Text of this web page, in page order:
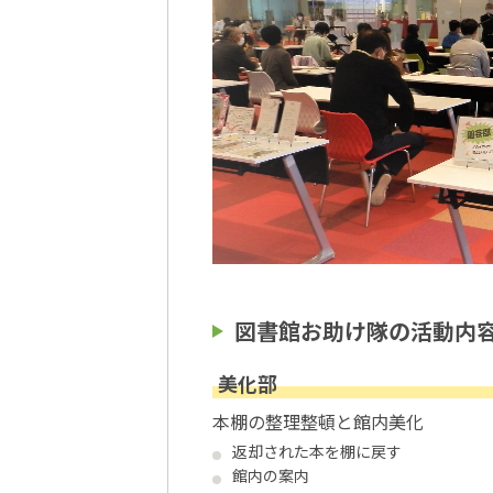
図書館お助け隊の活動内
美化部
本棚の整理整頓と館内美化
返却された本を棚に戻す
館内の案内